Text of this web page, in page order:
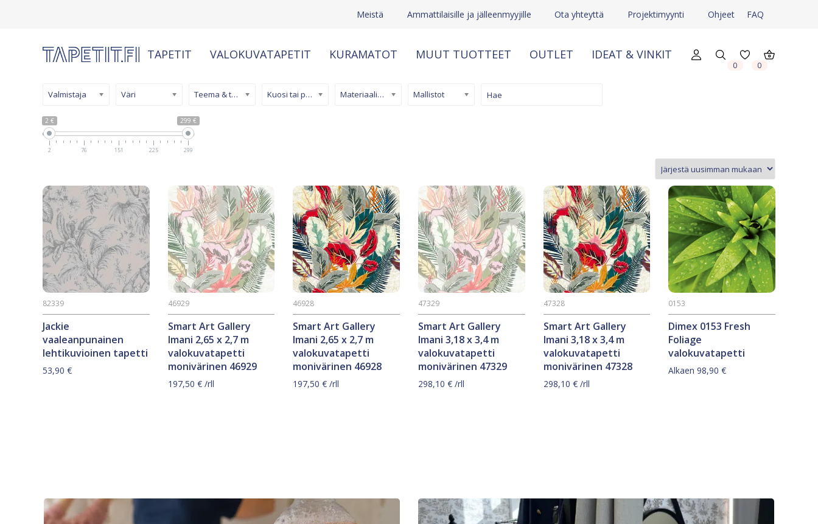
Meistä Ammattilaisille ja jälleenmyyjille Ota yhteyttä Projektimyynti Ohjeet FAQ
TAPETIT VALOKUVATAPETIT KURAMATOT MUUT TUOTTEET OUTLET IDEAT & VINKIT
0 0
2 € 299 €
2 76 151 225 299
Valmistaja Väri Teema & tyyli Kuosi tai pinta Materiaali/ tuotetyyppi Mallistot
Jackie
vaaleanpunainen
lehtikuvioinen tapetti
82339
53,90 €
Smart Art Gallery
Imani 2,65 x 2,7 m
valokuvatapetti
monivärinen 46929
46929
197,50 €/rll
Smart Art Gallery
Imani 2,65 x 2,7 m
valokuvatapetti
monivärinen 46928
46928
197,50€ /rll
Smart Art Gallery
Imani 3,18 x 3,4 m
valokuvatapetti
monivärinen 47329
47329
298,10 €/rll
Smart Art Gallery
Imani 3,18 x 3,4 m
valokuvatapetti
monivärinen 47328
47328
298,10 €/rll
Dimex 0153 Fresh
Foliage
valokuvatapetti
0153
Alkaen98,90€
sivulla.